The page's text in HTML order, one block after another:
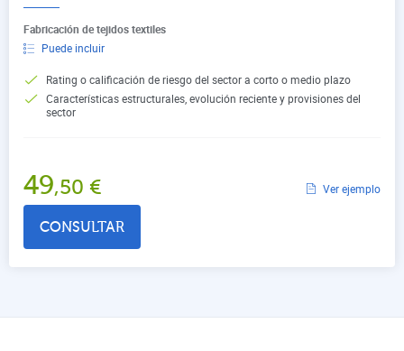
Fabricación de tejidos textiles
Puede incluir
Rating o calificación de riesgo del sector a corto o medio plazo
Características estructurales, evolución reciente y provisiones del
sector
49,50 € Ver ejemplo
CONSULTAR